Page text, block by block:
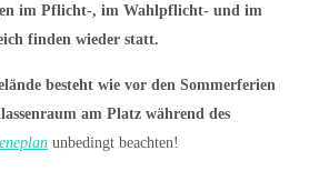
im Pflicht-, im Wahlpflicht- und im
finden wieder statt.
besteht wie vor den Sommerferien
am Platz während des
unbedingt beachten!